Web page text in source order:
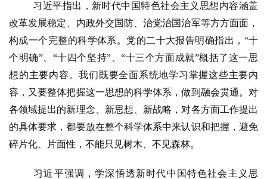
习近平指出，新时代中国特色社会主义思想内容涵盖
改革发展稳定、内政外交国防、治党治国治军等方方面面，
构成一个完整的科学体系。党的二十大报告明确指出， “十
个明确”、“十四个坚持”、“十三个方面成就”概括了这一思
想的主要内容。我们既要全面系统地学习掌握这些主要内
容，又要整体把握这一思想的科学体系，做到融会贯通。对
各领域提出的新理念、新思想、新战略，对各方面工作提出
的具体要求，都要放在整个科学体系中来认识和把握，避免
碎片化、片面性，不能只见树木、不见森林。
习近平强调，学深悟透新时代中国特色社会主义思